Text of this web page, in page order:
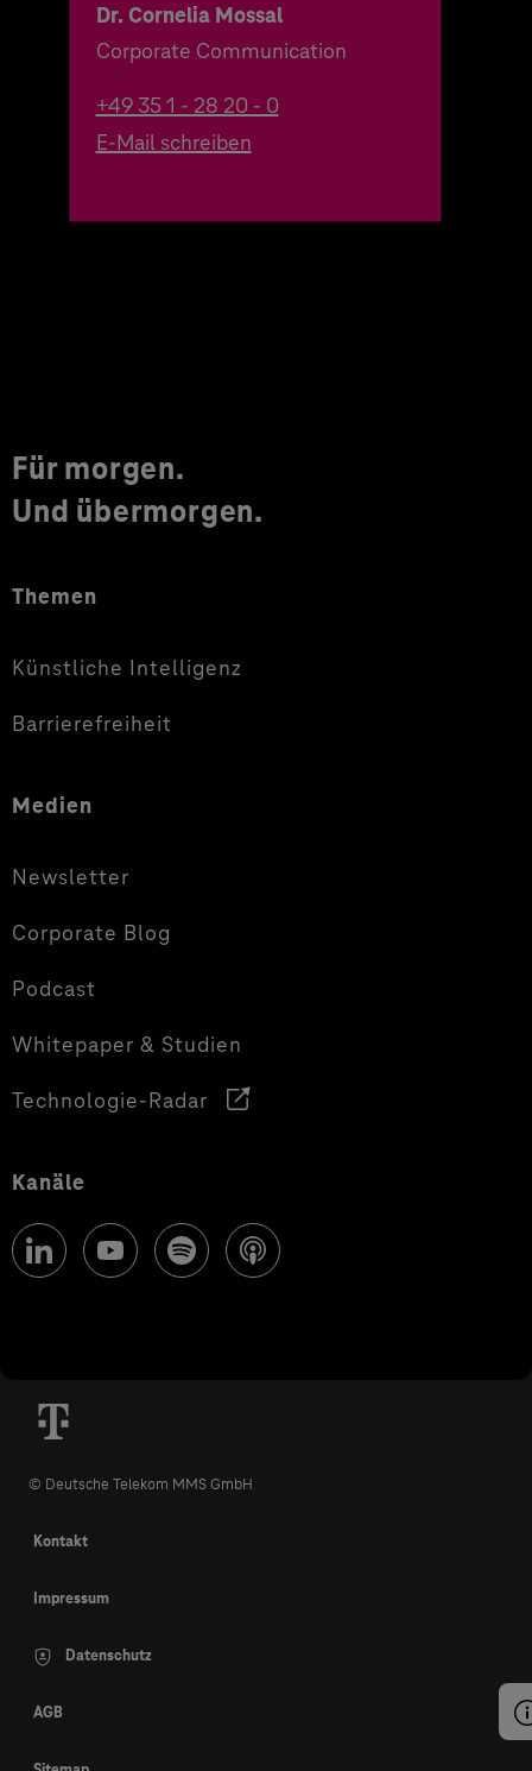
Dr. Cornelia Mossal
Corporate Communication
+49 35 1 - 28 20 - 0
E-Mail schreiben
Für morgen.
Und übermorgen.
Themen
Künstliche Intelligenz
Barrierefreiheit
Medien
Newsletter
Corporate Blog
Podcast
Whitepaper & Studien
Technologie-Radar
Kanäle
© Deutsche Telekom MMS GmbH
Kontakt
Impressum
Datenschutz
AGB